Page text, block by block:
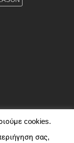
cookies.
σας,